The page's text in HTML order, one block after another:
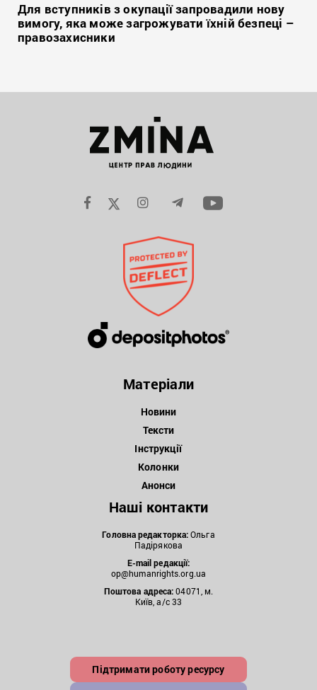
Для вступників з окупації запровадили нову
вимогу, яка може загрожувати їхній безпеці –
правозахисники
Матеріали
Новини
Тексти
Інструкції
Колонки
Анонси
Наші контакти
Головна редакторка:Ольга
Падірякова
E-mail редакції:
op@humanrights.org.ua
Поштова адреса:04071, м.
Київ, а/с 33
Підтримати роботу ресурсу